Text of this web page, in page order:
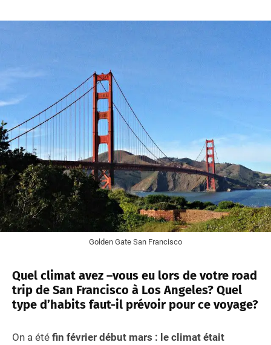
Golden Gate San Francisco
Quel climat avez –vous eu lors de votre road
trip de San Francisco à Los Angeles? Quel
type d’habits faut-il prévoir pour ce voyage?
On a été fin février début mars : le climat était